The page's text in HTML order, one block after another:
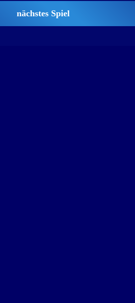
nächstes Spiel